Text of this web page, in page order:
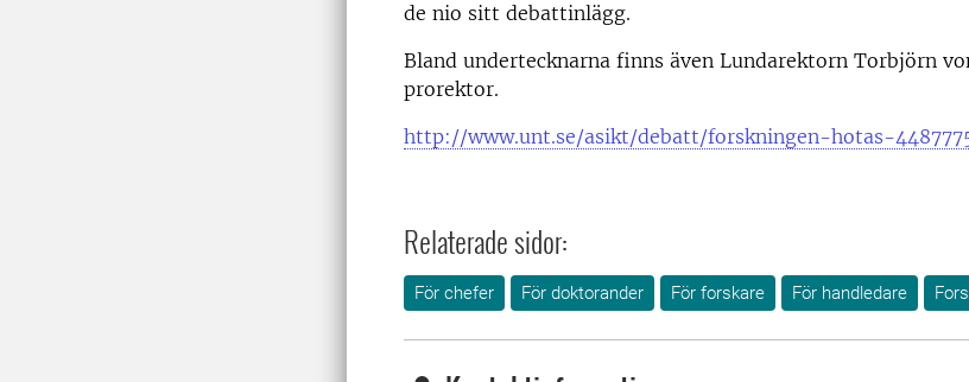
de nio sitt debattinlägg.
Bland undertecknarna finns även Lundarektorn Torbjörn
prorektor.
http://www.unt.se/asikt/debatt/forskningen-hotas-
Relaterade sidor:
För chefer För doktorander För forskare För handledare